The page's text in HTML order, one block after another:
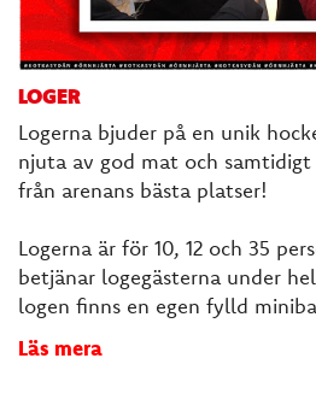
LOGER
Logerna bjuder på en unik
njuta av god mat och
från arenans bästa platser!
Logerna är för 10, 12 och 35
betjänar logegästerna under
logen finns en egen fylld
Läs mera